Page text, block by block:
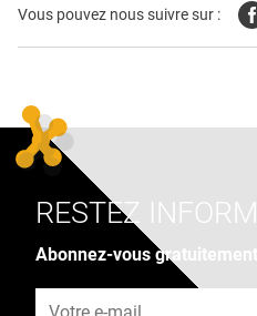
Vous pouvez nous suivre sur :
RESTEZ
Abonnez-vous